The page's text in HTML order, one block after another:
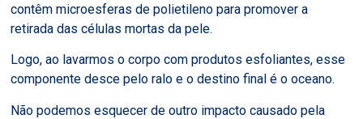
contêm microesferas de polietileno para promover a
retirada das células mortas da pele.
Logo, ao lavarmos o corpo com produtos esfoliantes, esse
componente desce pelo ralo e o destino final é o oceano.
Não podemos esquecer de outro impacto causado pela